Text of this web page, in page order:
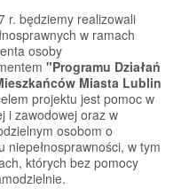
r. będziemy realizowali
w ramach
osoby
"Programu Działań
Miasta Lublin
projektu jest pomoc w
i zawodowej oraz w
osobom o
w tym
których bez pomocy